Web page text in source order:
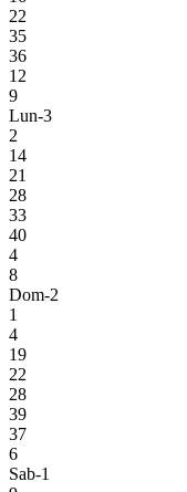
22
35
36
12
9
Lun-3
2
14
21
28
33
40
4
8
Dom-2
1
4
19
22
28
39
37
6
Sab-1